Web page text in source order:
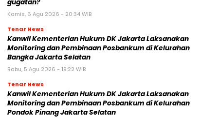
gugatan?
Kamis, 6 Agu 2026 - 20:34 WIB
Tenar News
Kanwil Kementerian Hukum DK Jakarta Laksanakan
Monitoring dan Pembinaan Posbankum di Kelurahan
Bangka Jakarta Selatan
Rabu, 5 Agu 2026 - 19:22 WIB
Tenar News
Kanwil Kementerian Hukum DK Jakarta Laksanakan
Monitoring dan Pembinaan Posbankum di Kelurahan
Pondok Pinang Jakarta Selatan